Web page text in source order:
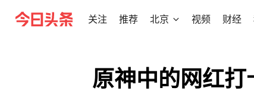
关注 推荐 北京 视频 财经
原神中的网红